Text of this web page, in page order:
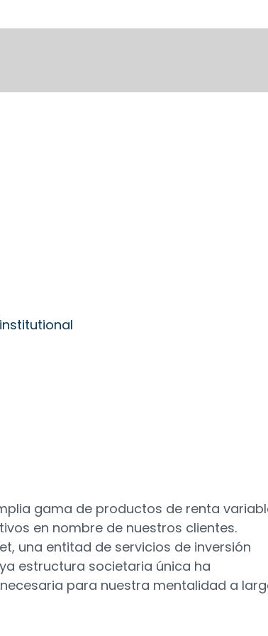
gama de productos de renta
en nombre de nuestros clientes.
, una entitad de servicios de inversión
estructura societaria única ha
para nuestra mentalidad a